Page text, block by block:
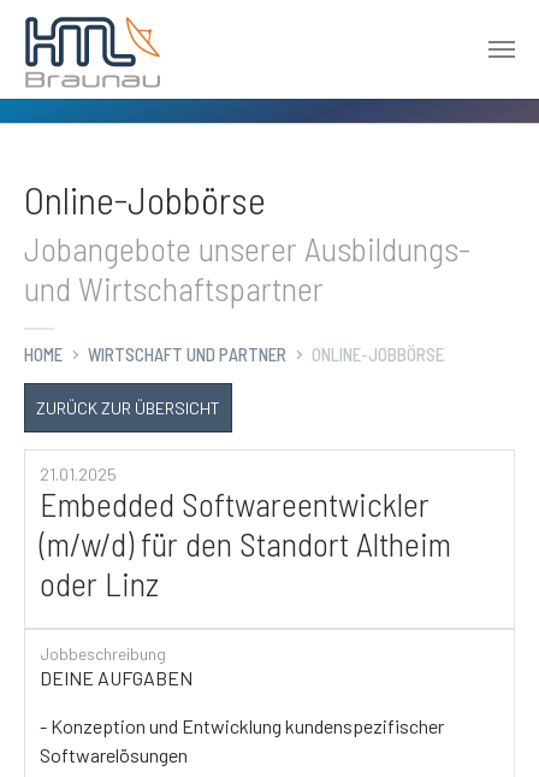
Online-Jobbörse
Jobangebote unserer Ausbildungs-
und Wirtschaftspartner
HOME WIRTSCHAFT UND PARTNER ONLINE-JOBBÖRSE
ZURÜCK ZUR ÜBERSICHT
21.01.2025
Embedded Softwareentwickler
(m/w/d) für den Standort Altheim
oder Linz
Jobbeschreibung
DEINE AUFGABEN
- Konzeption und Entwicklung kundenspezifischer
Softwarelösungen